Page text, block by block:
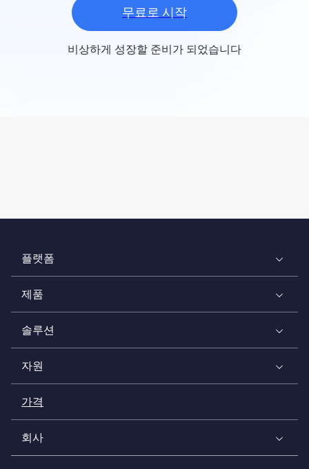
무료로 시작
비상하게 성장할 준비가 되었습니다
플랫폼
제품
솔루션
자원
가격
회사